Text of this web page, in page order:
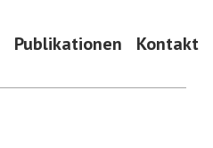
Publikationen Kontakt